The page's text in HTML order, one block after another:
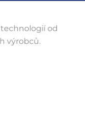
od
výrobců.